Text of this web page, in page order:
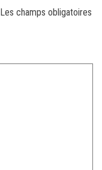
Les champs obligatoires